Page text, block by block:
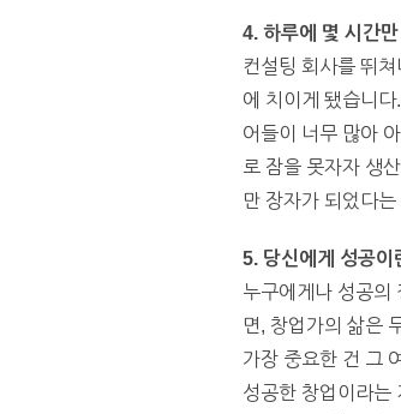
4. 하루에 몇 시간
컨설팅 회사를 뛰
에 치이게 됐습니
어들이 너무 많아
로 잠을 못자자 생
만 장자가 되었다
5. 당신에게 성공이
누구에게나 성공의
면, 창업가의 삶은
가장 중요한 건 그
성공한 창업이라는